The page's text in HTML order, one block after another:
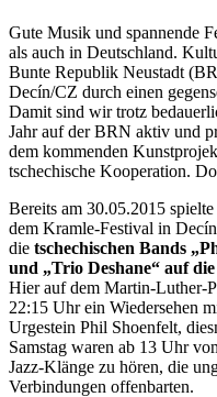
Gute Musik und spannende
als auch in Deutschland.
Bunte Republik Neustadt
Decín/CZ durch einen
Damit sind wir trotz
Jahr auf der BRN aktiv und
dem kommenden
tschechische Kooperation.
Bereits am 30.05.2015
dem Kramle-Festival in
die tschechischen Bands
und „Trio Deshane“ auf
Hier auf dem Martin-Luther-
22:15 Uhr ein Wiedersehen
Urgestein Phil Shoenfelt,
Samstag waren ab 13 Uhr
Jazz-Klänge zu hören, die
Verbindungen offenbarten.